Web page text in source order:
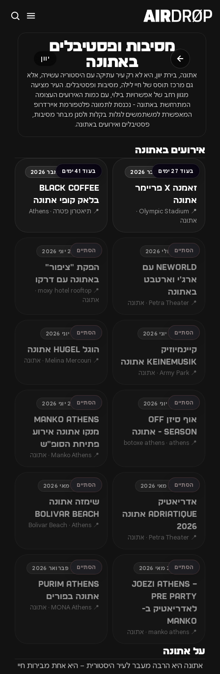
יוון
מסיבות ופסטיבלים
באתונה
אתונה, בירת יוון, היא לא רק עיר עתיקה עם היסטוריה עשירה, אלא
גם מרכז תוסס של חיי לילה, מסיבות ופסטיבלים. העיר מציעה
מגוון רחב של אפשרויות בילוי, עם כמות האירועים העצומה
המתרחשת באתונה - נכנסת לתמונה פלטפורמת איירדרופ
המאפשרת למשתמשים לגלות בקלות ולסנן מבחר מסיבות,
פסטיבלים ואירועים באתונה.
אירועים באתונה
בעוד 27 ימים
שישי, 4 ספטמבר 2026
זאמנה X פריימר
אתונה
📍 Olympic Stadium ·
אתונה
בעוד 41 ימים
שישי, 18 ספטמבר 2026
Black coffee
בלאק קופי אתונה
📍 תיאטרון פטרה · Athens
הסתיים
שישי, 3 יולי 2026
neworld עם
ארג'י וארטבט
באתונה
📍 Petra Theater · אתונה
הסתיים
ראשון, 28 יוני 2026
הפקת ״ציפור״
באתונה עם דרקו
📍 moxy hotel rooftop ·
אתונה
הסתיים
שבת, 27 יוני 2026
קיינמיוזיק
Keinemusik אתונה
📍 Army Park · אתונה
הסתיים
שישי, 26 יוני 2026
הוגל Hugel אתונה
📍 Melina Mercouri · אתונה
הסתיים
שישי, 26 יוני 2026
אוף סיזן off
season - אתונה
📍 botoxe athens · athens
הסתיים
חמישי, 25 יוני 2026
Manko Athens
מנקו אתונה אירוע
פתיחת הסופ״ש
📍 Manko Athens · אתונה
הסתיים
שבת, 23 מאי 2026
אדריאטיק
Adriatique אתונה
2026
📍 Petra Theater · אתונה
הסתיים
שישי, 22 מאי 2026
שימזה אתונה
Bolivar Beach
📍 Bolivar Beach · Athens
הסתיים
חמישי, 21 מאי 2026
JOEZI Athens –
Pre Party
לאדריאטיק ב-
Manko
📍 manko athens · אתונה
הסתיים
שבת, 28 פברואר 2026
Purim Athens
אתונה בפורים
📍 MONA Athens · אתונה
על אתונה
אתונה היא הרבה מעבר לעיר היסטורית – היא אחת מבירות חיי
סגור
מה מחפשים?
פסטיבלים מועדונים ✈️חו״ל בקרוב
טיפ: אפשר להקליד שם אומן, עיר, תאריך או שם חג.